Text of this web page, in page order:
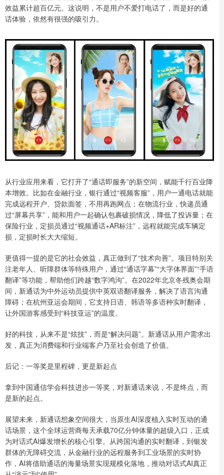
效益累计超百亿元。这说明，不是用户不爱打电话了，而是好的通
话体验，依然有很强的吸引力。
从行业应用来看，它打开了“通话即服务”的新空间，赋能千行百业降
本增效。比如在金融行业，银行通过“视频客服”，用户一通电话就能
完成远程开户、贷款面签，不用再跑网点；在物流行业，快递员通
过“屏幕共享”，能和用户一起确认包裹破损情况，降低了投诉量；在
保险行业，定损员通过“视频通话+AR标注”，远程就能完成车辆定
损，定损时长大大缩短。
更值得一提的是它的社会效益，真正做到了“技术向善”。项目特别关
注老年人、听障群体等特殊用户，通过“通话字幕”“大字体界面”“手语
翻译”等功能，帮助他们跨越“数字鸿沟”。在2022年北京冬残奥会期
间，新通话为中外运动员提供中英双语翻译服务，解决了语言沟通
障碍；在杭州亚运会期间，它支持日语、韩语等多语种实时翻译，
让外国游客感受到“科技亚运”的温度。
好的科技，从来不是“炫技”，而是“解决问题”。新通话从用户需求出
发，真正为消费端和行业端客户乃至社会创造了价值。
后记：一等奖是里程碑，更是新起点
拿到中国通信学会科技进步一等奖，对新通话来说，不是终点，而
是新的起点。
展望未来，新通话想象空间很大，当原生AI深度植入实时互动的通
话场景，这个全球运营商每天承载70亿分钟体量的超级入口，正成
为对话式AI爆发增长的核心引擎。从跨国沟通的实时翻译，到银发
群体的无障碍交流，从金融行业的远程服务到工业场景的实时协
作，AI将借助通话的海量场景实现规模化落地，推动对话式AI真正